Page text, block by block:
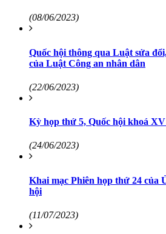
(08/06/2023)
Quốc hội thông qua Luật sửa
của Luật Công an nhân dân
(22/06/2023)
Kỳ họp thứ 5, Quốc hội khoá
(24/06/2023)
Khai mạc Phiên họp thứ 24 của
hội
(11/07/2023)